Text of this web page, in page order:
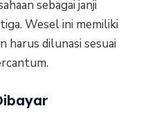
sebagai janji
Wesel ini memiliki
harus dilunasi sesuai